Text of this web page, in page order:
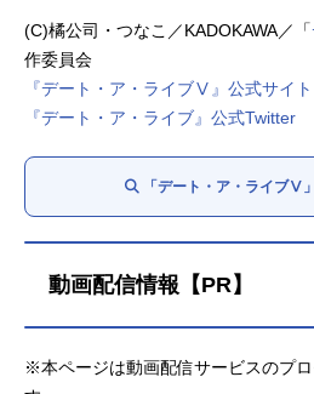
(C)橘公司・つなこ／KADOKAWA／「
作委員会
『デート・ア・ライブⅤ』公式サイト
『デート・ア・ライブ』公式Twitter
「デート・ア・ライブⅤ
動画配信情報【PR】
※本ページは動画配信サービスのプ